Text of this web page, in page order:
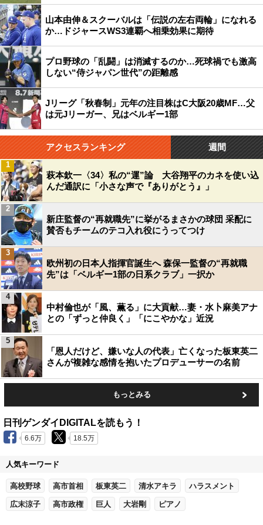
山本由伸＆スクーバルは「伝説の左右両輪」になれる
か…ドジャースWS3連覇へ相乗効果に期待
プロ野球の「乱闘」は消滅するのか…死球禍でも激高
しない“侍ジャパン世代”の距離感
Jリーグ「秋春制」元年の注目株はC大阪20歳MF…父
は元Jリーガー、兄はベルギー1部
アクセスランキング 週間
萩本欽一〈34〉私の“運”論 大谷翔平のカネを使い込
んだ通訳に「小さな声で『ありがとう』」
1
新庄監督の“再就職先”に挙がるまさかの球団 采配に
賛否もチームのテコ入れ役にうってつけ
2
欧州初の日本人指揮官誕生へ 森保一監督の“再就職
先”は「ベルギー1部の日系クラブ」一択か
3
中村倫也が「風、薫る」に大貢献…妻・水卜麻美アナ
との「ずっと仲良く」「にこやかな」近況
4
「恩人だけど、嫌いな人の代表」亡くなった板東英二
さんが複雑な感情を抱いたプロデューサーの名前
5
もっとみる
日刊ゲンダイDIGITALを読もう！
6.6万 18.5万
人気キーワード
高校野球 高市首相 板東英二 清水アキラ ハラスメント
広末涼子 高市政権 巨人 大岩剛 ピアノ